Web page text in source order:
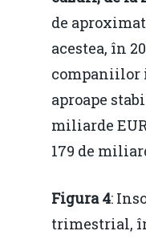
de
acestea, în
companiilor
aproape
miliarde
179 de
Figura 4:
trimestrial,